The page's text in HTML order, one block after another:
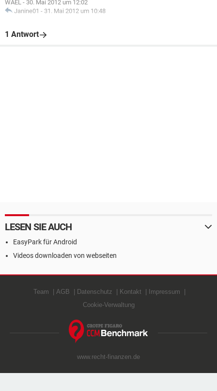
WAEL - 30. Mai 2012 um 12:02
Janine01 - 31. Mai 2012 um 10:48
1 Antwort
LESEN SIE AUCH
EasyPark für Android
Videos downloaden von webseiten
Team AGB Datenschutz Kontakt
Impressum
Cookie-Verwaltung
www.recht-finanzen.de